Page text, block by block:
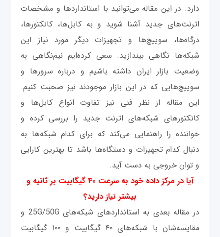
دارد. در این مقاله می‌توانید با استانداردها و مشخصات
اترنت‌های جدید آشنا شوید و به کابل‌ها، کانکتورها،
درگاه‌ها، سوییچ‌ها و تجهیزات دیگر مورد نیاز این
شبکه‌ها نگاهی بیندازید. سعی کرده‌ایم نیم‌نگاهی به
وضعیت بازار ایران داشته باشیم و درباره سرورها و
سوییچ‌هایی که در این بازار موجودند نیز صحبت کنیم.
این مقاله از نظر فنی نیز تفاوت انواع کابل‌ها و
کانکتورهای شبکه‌های اترنت جدید را بررسی کرده و
خواننده را راهنمایی می‌کند که برای کدام شبکه‌ها به
دنبال کدام تجهیزات و دستگاه‌ها باشد تا بهترین کارایی
و توان خروجی به دست آید.
آیا در مرکز داده خود به سرعت ۴۰ گیگابیت بر ثانیه و
بیشتر نیاز دارید؟
در مقاله بعدی به استانداردهای شبکه‌های 25G/50G و
مقایسه‌شان با شبکه‌های ۴۰ گیگابیت و ۱۰۰ گیگابیت